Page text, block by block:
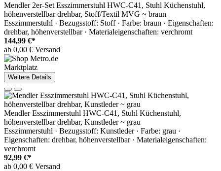
Mendler 2er-Set Esszimmerstuhl HWC-C41, Stuhl Küchenstuhl,
höhenverstellbar drehbar, Stoff/Textil MVG ~ braun
Esszimmerstuhl · Bezugsstoff: Stoff · Farbe: braun · Eigenschaften:
drehbar, höhenverstellbar · Materialeigenschaften: verchromt
144,99 €*
ab 0,00 € Versand
Marktplatz
Weitere Details
Mendler Esszimmerstuhl HWC-C41, Stuhl Küchenstuhl,
höhenverstellbar drehbar, Kunstleder ~ grau
Esszimmerstuhl · Bezugsstoff: Kunstleder · Farbe: grau ·
Eigenschaften: drehbar, höhenverstellbar · Materialeigenschaften:
verchromt
92,99 €*
ab 0,00 € Versand